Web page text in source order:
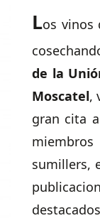
Los vinos
de la
Moscatel,
gran cita
miembros
sumillers,